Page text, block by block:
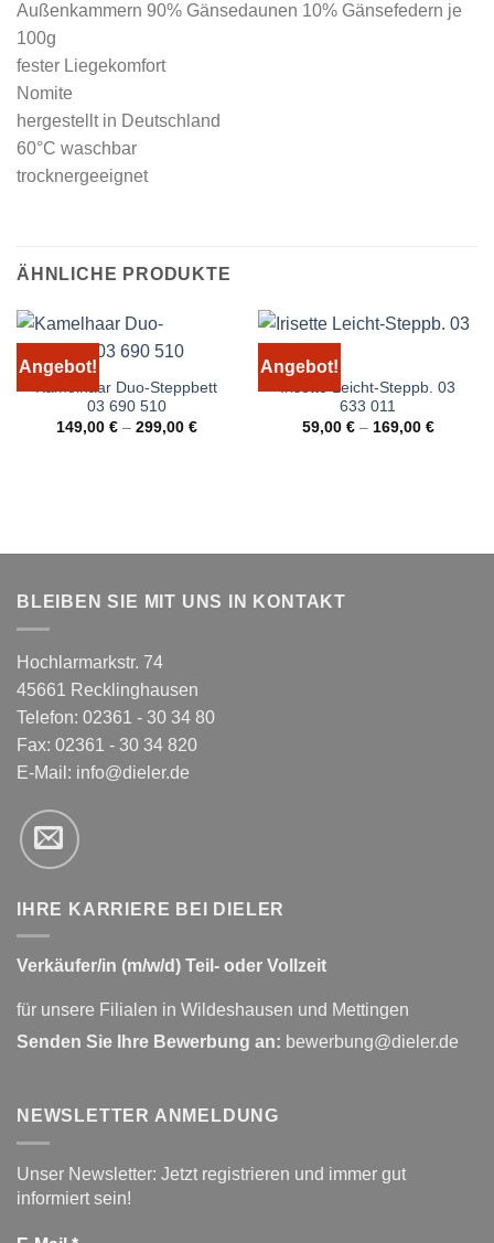
Außenkammern 90% Gänsedaunen 10% Gänsefedern je
100g
fester Liegekomfort
Nomite
hergestellt in Deutschland
60°C waschbar
trocknergeeignet
ÄHNLICHE PRODUKTE
Angebot!
Kamelhaar Duo-Steppbett
03 690 510
149,00 €– 299,00 €
Angebot!
Irisette Leicht-Steppb. 03
633 011
59,00 €– 169,00 €
BLEIBEN SIE MIT UNS IN KONTAKT
Hochlarmarkstr. 74
45661 Recklinghausen
Telefon: 02361 - 30 34 80
Fax: 02361 - 30 34 820
E-Mail: info@dieler.de
IHRE KARRIERE BEI DIELER
Verkäufer/in (m/w/d) Teil- oder Vollzeit
für unsere Filialen in Wildeshausen und Mettingen
Senden Sie Ihre Bewerbung an: bewerbung@dieler.de
NEWSLETTER ANMELDUNG
Unser Newsletter: Jetzt registrieren und immer gut
informiert sein!